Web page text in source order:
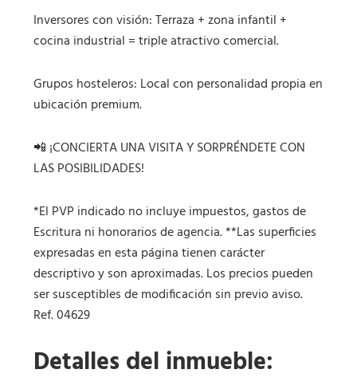
Inversores con visión: Terraza + zona infantil +
cocina industrial = triple atractivo comercial.
Grupos hosteleros: Local con personalidad propia en
ubicación premium.
📲 ¡CONCIERTA UNA VISITA Y SORPRÉNDETE CON
LAS POSIBILIDADES!
*El PVP indicado no incluye impuestos, gastos de
Escritura ni honorarios de agencia. **Las superficies
expresadas en esta página tienen carácter
descriptivo y son aproximadas. Los precios pueden
ser susceptibles de modificación sin previo aviso.
Ref. 04629
Detalles del inmueble: